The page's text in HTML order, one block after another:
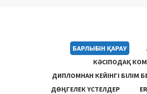
БАРЛЫҒЫН ҚАРАУ
КӘСІПОДАҚ
ДИПЛОМНАН КЕЙІНГІ БІЛІМ
ДӨҢГЕЛЕК ҮСТЕЛДЕР